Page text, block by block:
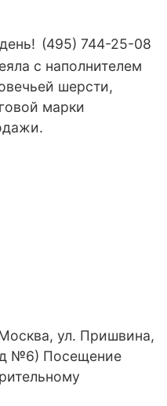
(495) 744-25-08
с наполнителем
шерсти,
марки
ул. Пришвина,
№6) Посещение